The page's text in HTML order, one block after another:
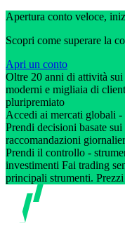
Apertura conto veloce,
Scopri come superare la
Apri un conto
Oltre 20 anni di attività
moderni e migliaia di
pluripremiato
Accedi ai mercati globali
Prendi decisioni basate
raccomandazioni
Prendi il controllo -
investimenti Fai trading
principali strumenti.